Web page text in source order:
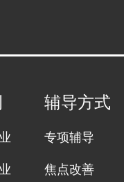
辅导方式
专项辅导
焦点改善